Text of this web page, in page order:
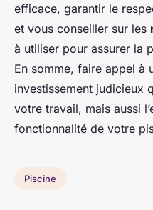
efficace, garantir le
et vous conseiller sur les
à utiliser pour assurer la
En somme, faire appel à
investissement judicieux
votre travail, mais aussi
fonctionnalité de votre
Piscine